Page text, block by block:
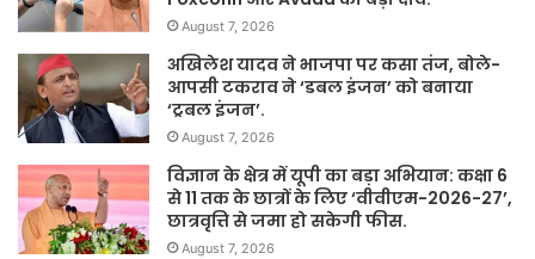
August 7, 2026
अखिलेश यादव ने भाजपा पर कसा तंज, बोले-
आपसी टकराव ने ‘डबल इंजन’ को बनाया
‘ट्रबल इंजन’.
August 7, 2026
विज्ञान के क्षेत्र में यूपी का बड़ा अभियान: कक्षा 6
से 11 तक के छात्रों के लिए ‘वीवीएम-2026-27’,
छात्रवृत्ति से जमा हो सकेगी फीस.
August 7, 2026